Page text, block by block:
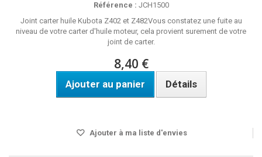
Référence : JCH1500
Joint carter huile Kubota Z402 et Z482Vous constatez une fuite au
niveau de votre carter d'huile moteur, cela provient surement de votre
joint de carter.
8,40 €
Ajouter au panier Détails
Ajouter à ma liste d'envies